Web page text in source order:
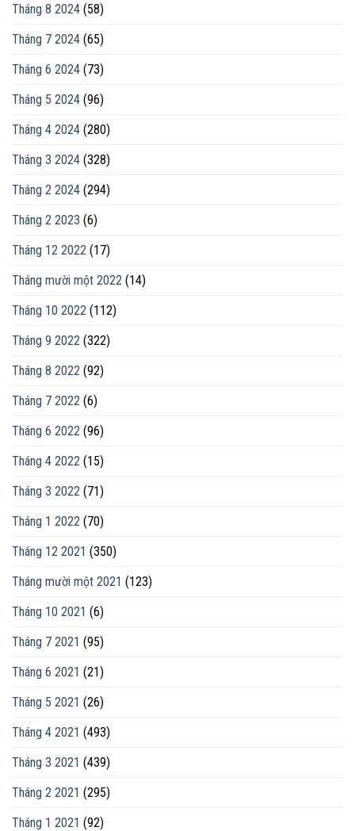
Tháng 8 2024 (58)
Tháng 7 2024 (65)
Tháng 6 2024 (73)
Tháng 5 2024 (96)
Tháng 4 2024 (280)
Tháng 3 2024 (328)
Tháng 2 2024 (294)
Tháng 2 2023 (6)
Tháng 12 2022 (17)
Tháng mười một 2022 (14)
Tháng 10 2022 (112)
Tháng 9 2022 (322)
Tháng 8 2022 (92)
Tháng 7 2022 (6)
Tháng 6 2022 (96)
Tháng 4 2022 (15)
Tháng 3 2022 (71)
Tháng 1 2022 (70)
Tháng 12 2021 (350)
Tháng mười một 2021 (123)
Tháng 10 2021 (6)
Tháng 7 2021 (95)
Tháng 6 2021 (21)
Tháng 5 2021 (26)
Tháng 4 2021 (493)
Tháng 3 2021 (439)
Tháng 2 2021 (295)
Tháng 1 2021 (92)